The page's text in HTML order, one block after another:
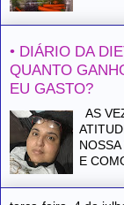
• DIÁRIO DA
QUANTO
EU GASTO?
AS
E